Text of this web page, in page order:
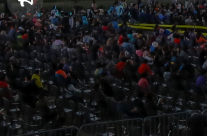
으
로
축
제
일